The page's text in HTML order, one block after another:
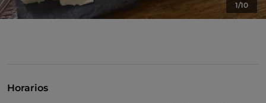
1/10
Horarios